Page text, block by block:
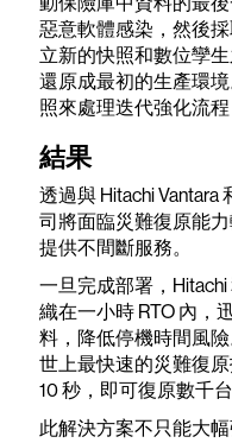
惡意軟體感染，然後
立新的快照和數位孿
還原成最初的生產環
照來處理迭代強化流程
結果
透過與 Hitachi
司將面臨災難復原能
提供不間斷服務。
一旦完成部署，
織在一小時 RTO 內，
料，降低停機時間風
世上最快速的災難復
10 秒，即可復原數千台
此解決方案不只能大